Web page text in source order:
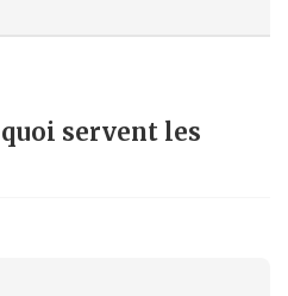
servent les